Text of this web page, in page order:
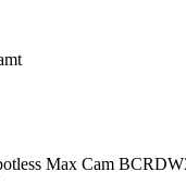
Max Cam